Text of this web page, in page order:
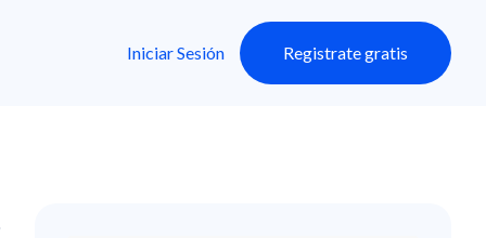
Iniciar Sesión Registrate gratis